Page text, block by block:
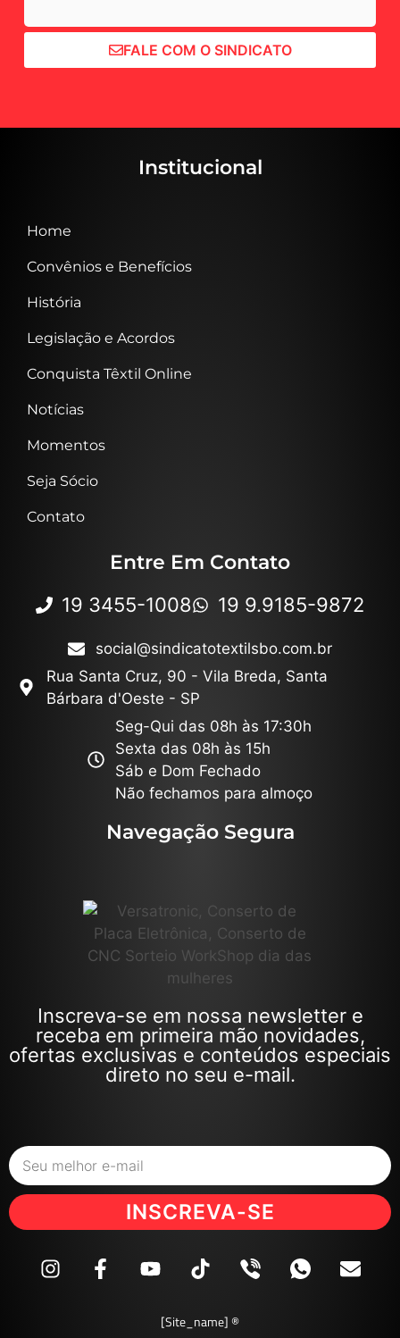
FALE COM O SINDICATO
Institucional
Home
Convênios e Benefícios
História
Legislação e Acordos
Conquista Têxtil Online
Notícias
Momentos
Seja Sócio
Contato
Entre Em Contato
19 3455-1008 19 9.9185-9872
social@sindicatotextilsbo.com.br
Rua Santa Cruz, 90 - Vila Breda, Santa
Bárbara d'Oeste - SP
Seg-Qui das 08h às 17:30h
Sexta das 08h às 15h
Sáb e Dom Fechado
Não fechamos para almoço
Navegação Segura
Inscreva-se em nossa newsletter e
receba em primeira mão novidades,
ofertas exclusivas e conteúdos especiais
direto no seu e-mail.
INSCREVA-SE
[site_name] ®